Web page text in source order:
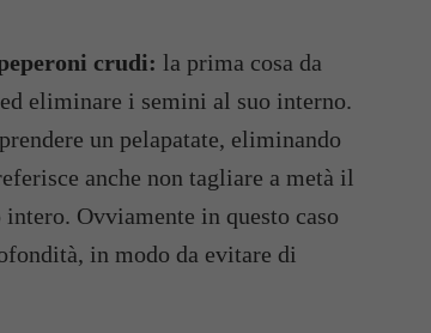
crudi: la prima cosa da
eliminare i semini al suo interno.
un pelapatate, eliminando
anche non tagliare a metà il
Ovviamente in questo caso
in modo da evitare di